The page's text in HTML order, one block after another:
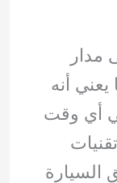
مدار
أنه
أي وقت
السيارة